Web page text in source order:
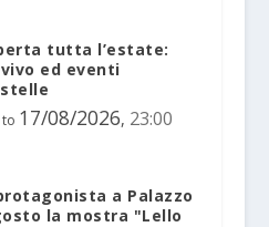
tutta l’estate:
ed eventi
to 17/08/2026, 23:00
a Palazzo
la mostra "Lello